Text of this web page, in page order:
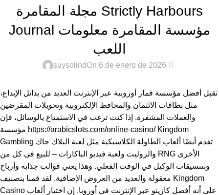
مجلة المقامرة Strictly Harbours
Journal مؤسسة المقامرة معلومات
اللعب
suysolindOn 6 de enero de 2026 0
تقبل أفضل مؤسسة قمار أوروبية عبر الإنترنت العديد من بدائل الإيداع،
مثل بطاقات الائتمان والمحافظ الإلكترونية وتحويلات المقرضين
والعملات المشفرة. إذا كنت ترغب في الاستمتاع بالوسائل، فإن
https://arabicslots.com/online-casino/Kingdom
Gambling تقدم أيضًا ألعاب الطاولة الكلاسيكية مثل لعبة البلاك جاك
والروليت ولعبة فيديو الباكارات – للبيع في كل من RNG الأخرى
وبتنسيقات الوكيل في الوقت الفعلي. وهذا يعني قوالب جذابة وأرباح
معقولة والعديد من العروض الإضافية. لقد قمنا بتصنيف Kingdom
Casino على أنه أفضل كازينو عبر الإنترنت في أوروبا. إن اختيار ألعاب